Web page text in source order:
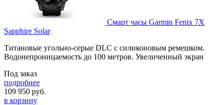
Смарт часы Garmin Fenix 7X
Sapphire Solar
Титановые угольно-серые DLC с силиконовым ремешком.
Водонепроницаемость до 100 метров. Увеличенный экран
Под заказ
подробнее
109 950 руб.
в корзину